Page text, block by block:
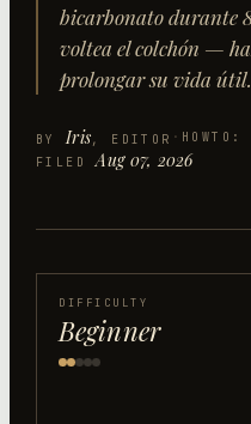
bicarbonato durante
voltea el colchón —
prolongar su vida útil.
BYIris, EDITOR ·
FILEDAug 07, 2026
DIFFICULTY
Beginner